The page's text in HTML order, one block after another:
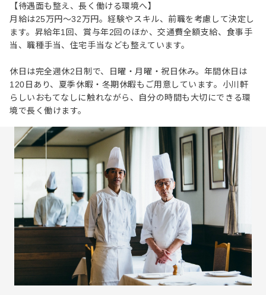
【待遇面も整え、長く働ける環境へ】
月給は25万円～32万円。経験やスキル、前職を考慮して決定し
ます。昇給年1回、賞与年2回のほか、交通費全額支給、食事手
当、職種手当、住宅手当なども整えています。
休日は完全週休2日制で、日曜・月曜・祝日休み。年間休日は
120日あり、夏季休暇・冬期休暇もご用意しています。小川軒
らしいおもてなしに触れながら、自分の時間も大切にできる環
境で長く働けます。